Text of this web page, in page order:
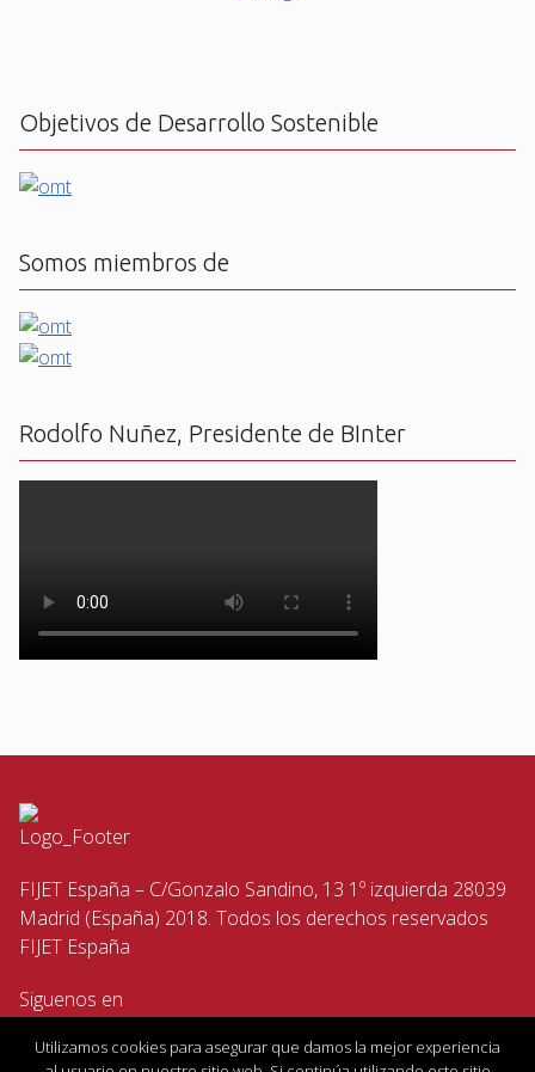
Objetivos de Desarrollo Sostenible
Somos miembros de
Rodolfo Nuñez, Presidente de BInter
FIJET España – C/Gonzalo Sandino, 13 1º izquierda 28039
Madrid (España) 2018. Todos los derechos reservados
FIJET España
Siguenos en
Utilizamos cookies para asegurar que damos la mejor experiencia